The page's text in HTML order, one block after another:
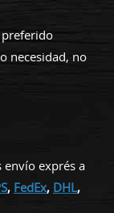
preferido
necesidad, no
exprés a
, FedEx, DHL,